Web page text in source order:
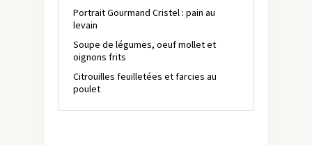
Portrait Gourmand Cristel : pain au
levain
Soupe de légumes, oeuf mollet et
oignons frits
Citrouilles feuilletées et farcies au
poulet